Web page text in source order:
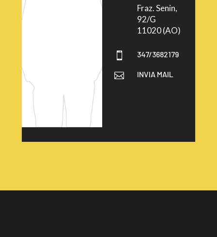
Fraz. Senin,
92/G
11020 (AO)
 347/3682179
 INVIA MAIL